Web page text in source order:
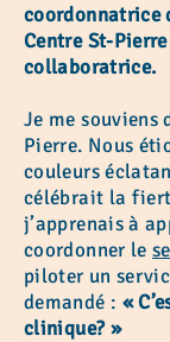
coordonnatrice
Centre St-
collaboratrice.
Je me souviens
Pierre. Nous
couleurs
célébrait la
j’apprenais à
coordonner le
piloter un
demandé : «
clinique? »